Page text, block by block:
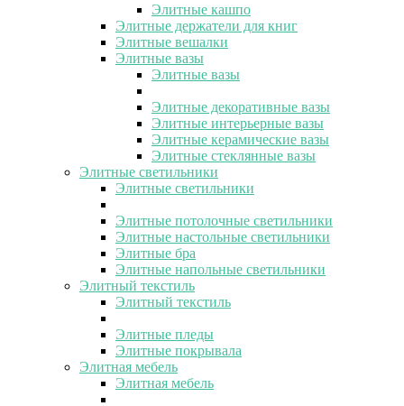
Элитные кашпо
Элитные держатели для книг
Элитные вешалки
Элитные вазы
Элитные вазы
Элитные декоративные вазы
Элитные интерьерные вазы
Элитные керамические вазы
Элитные стеклянные вазы
Элитные светильники
Элитные светильники
Элитные потолочные светильники
Элитные настольные светильники
Элитные бра
Элитные напольные светильники
Элитный текстиль
Элитный текстиль
Элитные пледы
Элитные покрывала
Элитная мебель
Элитная мебель